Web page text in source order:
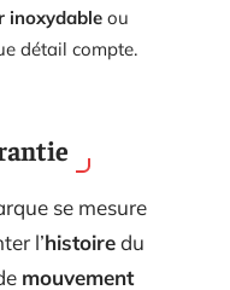
inoxydable ou
détail compte.
se mesure
l’histoiredu
mouvement